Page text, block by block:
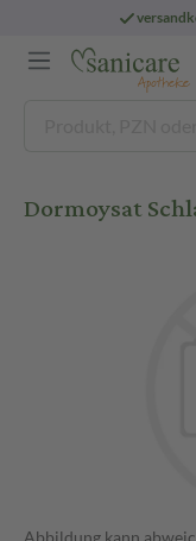
Dormoysat
Abbildung kann